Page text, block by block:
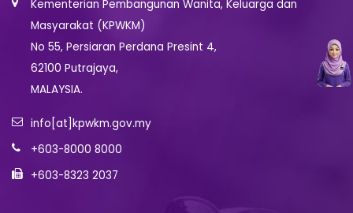
Kementerian Pembangunan Wanita, Keluarga dan
Masyarakat (KPWKM)
No 55, Persiaran Perdana Presint 4,
62100 Putrajaya,
MALAYSIA.
info[at]kpwkm.gov.my
+603-8000 8000
+603-8323 2037